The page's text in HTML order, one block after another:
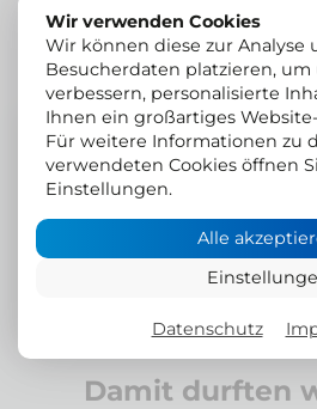
Mercedes-Benz V-
Vollluftfahrwerk
Höherlegung
VB FullAir 4C Vollluftfahrwerk
Damit durften
Wir verwenden Cookies
Wir können diese zur Analyse
Besucherdaten platzieren, um
verbessern, personalisierte
Ihnen ein großartiges
Für weitere Informationen zu
verwendeten Cookies öffnen
Einstellungen.
Alle
Datenschutz